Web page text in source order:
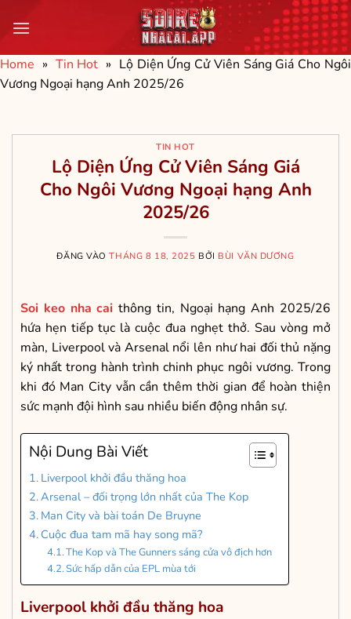
qua
dung
Home » Tin Hot » Lộ Diện Ứng Cử Viên Sáng Giá Cho Ngôi
Vương Ngoại hạng Anh 2025/26
TIN HOT
Lộ Diện Ứng Cử Viên Sáng Giá
Cho Ngôi Vương Ngoại hạng Anh
2025/26
ĐĂNG VÀOTHÁNG 8 18, 2025 BỞI BÙI VĂN DƯƠNG
Soi keo nha cai thông tin, Ngoại hạng Anh 2025/26
hứa hẹn tiếp tục là cuộc đua nghẹt thở. Sau vòng mở
màn, Liverpool và Arsenal nổi lên như hai đối thủ nặng
ký nhất trong hành trình chinh phục ngôi vương. Trong
khi đó Man City vẫn cần thêm thời gian để hoàn thiện
sức mạnh đội hình sau nhiều biến động nhân sự.
Nội Dung Bài Viết
Liverpool khởi đầu thăng hoa
Arsenal – đối trọng lớn nhất của The Kop
Man City và bài toán De Bruyne
Cuộc đua tam mã hay song mã?
The Kop và The Gunners sáng cửa vô địch hơn
Sức hấp dẫn của EPL mùa tới
Liverpool khởi đầu thăng hoa